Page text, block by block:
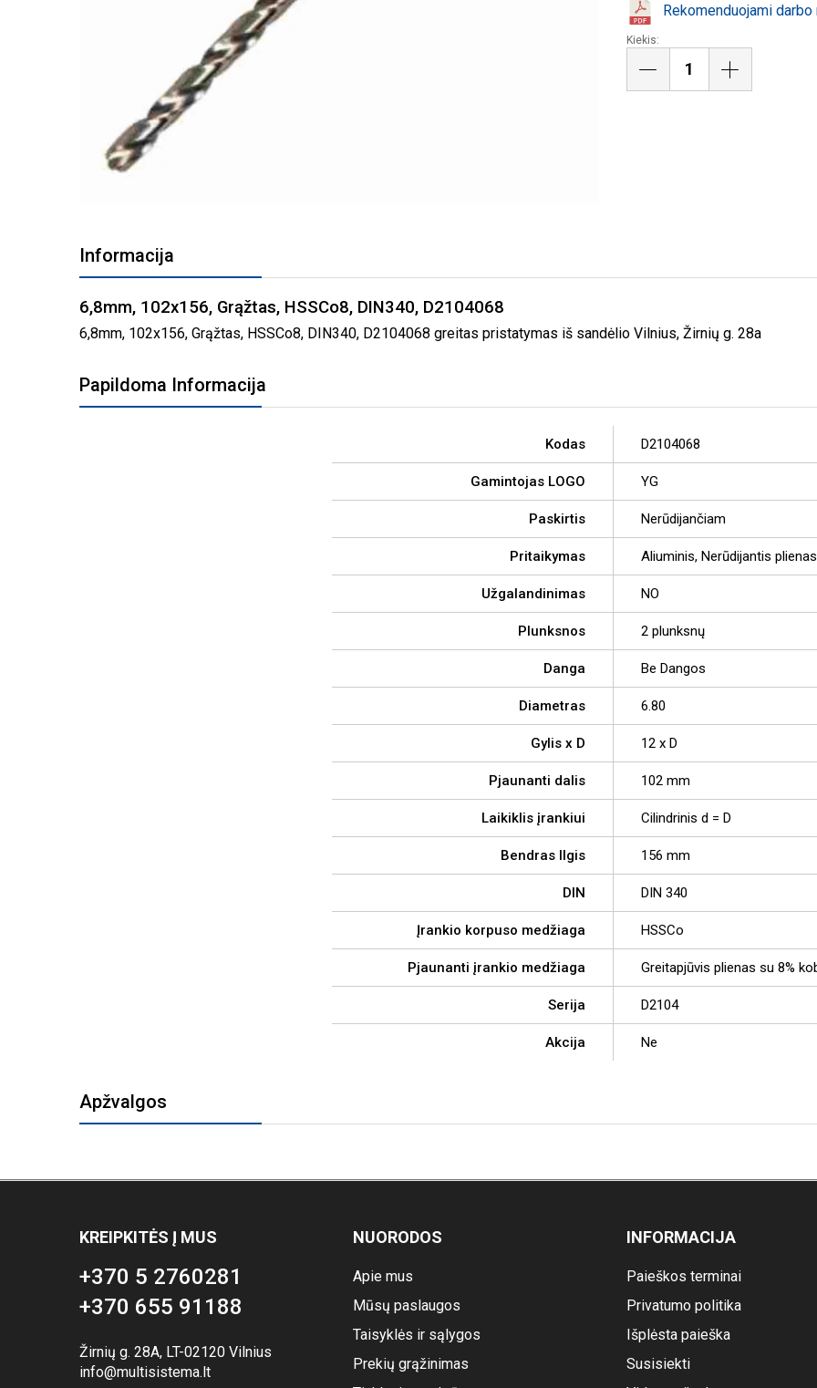
PAVEIKSLĖLIŲ
GALERIJOS
Rekomenduojami darbo
Kiekis:
Informacija
6,8mm, 102x156, Grąžtas, HSSCo8, DIN340, D2104068
6,8mm, 102x156, Grąžtas, HSSCo8, DIN340, D2104068 greitas pristatymas iš sandėlio Vilnius, Žirnių g. 28a
Papildoma Informacija
Kodas D2104068
Gamintojas LOGO YG
Paskirtis Nerūdijančiam
Pritaikymas Aliuminis, Nerūdijantis
Užgalandinimas NO
Plunksnos 2 plunksnų
Danga Be Dangos
Diametras 6.80
Gylis x D 12 x D
Pjaunanti dalis 102 mm
Laikiklis įrankiui Cilindrinis d = D
Bendras Ilgis 156 mm
DIN DIN 340
Įrankio korpuso medžiaga HSSCo
Pjaunanti įrankio medžiaga Greitapjūvis plienas su 8%
Serija D2104
Akcija Ne
Apžvalgos
KREIPKITĖS Į MUS
+370 5 2760281
+370 655 91188
Žirnių g. 28A, LT-02120 Vilnius
info@multisistema.lt
NUORODOS
Apie mus
Mūsų paslaugos
Taisyklės ir sąlygos
Prekių grąžinimas
INFORMACIJA
Paieškos terminai
Privatumo politika
Išplėsta paieška
Susisiekti